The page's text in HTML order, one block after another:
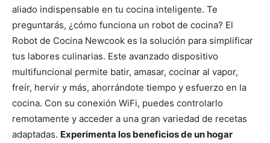
aliado indispensable en tu cocina inteligente. Te
preguntarás, ¿cómo funciona un robot de cocina? El
Robot de Cocina Newcook es la solución para simplificar
tus labores culinarias. Este avanzado dispositivo
multifuncional permite batir, amasar, cocinar al vapor,
freír, hervir y más, ahorrándote tiempo y esfuerzo en la
cocina. Con su conexión WiFi, puedes controlarlo
remotamente y acceder a una gran variedad de recetas
adaptadas. Experimenta los beneficios de un hogar